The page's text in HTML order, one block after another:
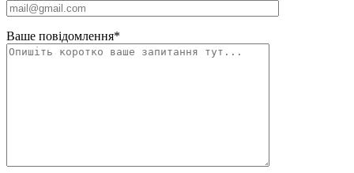
Ваше повідомлення*